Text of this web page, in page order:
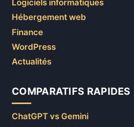
Logiciels informatiques
Hébergement web
Finance
WordPress
Actualités
COMPARATIFS RAPIDES
ChatGPT vs Gemini